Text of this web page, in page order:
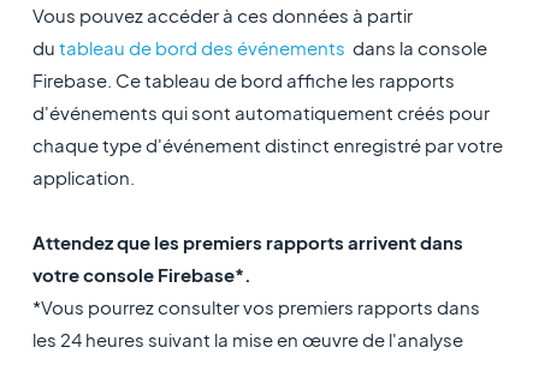
Vous pouvez accéder à ces données à partir
du tableau de bord des événements dans la console
Firebase. Ce tableau de bord affiche les rapports
d'événements qui sont automatiquement créés pour
chaque type d'événement distinct enregistré par votre
application.
Attendez que les premiers rapports arrivent dans
votre console Firebase*.
*Vous pourrez consulter vos premiers rapports dans
les 24 heures suivant la mise en œuvre de l'analyse